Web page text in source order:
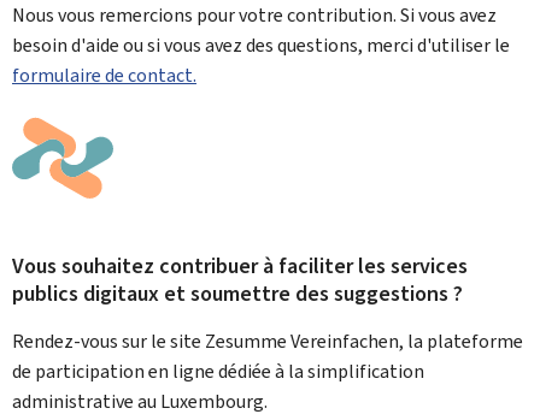
Nous vous remercions pour votre contribution. Si vous avez
besoin d'aide ou si vous avez des questions, merci d'utiliser le
formulaire de contact.
Vous souhaitez contribuer à faciliter les services
publics digitaux et soumettre des suggestions ?
Rendez-vous sur le site Zesumme Vereinfachen, la plateforme
de participation en ligne dédiée à la simplification
administrative au Luxembourg.